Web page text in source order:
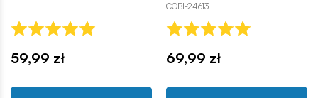
59,99 zł
COBI-24613
69,99 zł